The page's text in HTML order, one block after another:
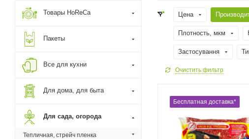
Цена
Плотность, мкм
Застосування
Очистить фильтр
Бесплатная доставка*
Товары HoReCa
Пакеты
Все для кухни
Для дома, для быта
Для сада, огорода
Тепличная, стрейч пленка